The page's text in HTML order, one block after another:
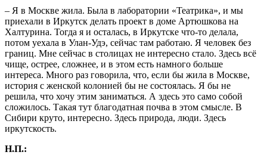
– Я в Москве жила. Была в лаборатории «Театрика», и мы
приехали в Иркутск делать проект в доме Артюшкова на
Халтурина. Тогда я и осталась, в Иркутске что-то делала,
потом уехала в Улан-Удэ, сейчас там работаю. Я человек без
границ. Мне сейчас в столицах не интересно стало. Здесь всё
чище, острее, сложнее, и в этом есть намного больше
интереса. Много раз говорила, что, если бы жила в Москве,
история с женской колонией бы не состоялась. Я бы не
решила, что хочу этим заниматься. А здесь это само собой
сложилось. Такая тут благодатная почва в этом смысле. В
Сибири круто, интересно. Здесь природа, люди. Здесь
иркутскость.
Н.П.: